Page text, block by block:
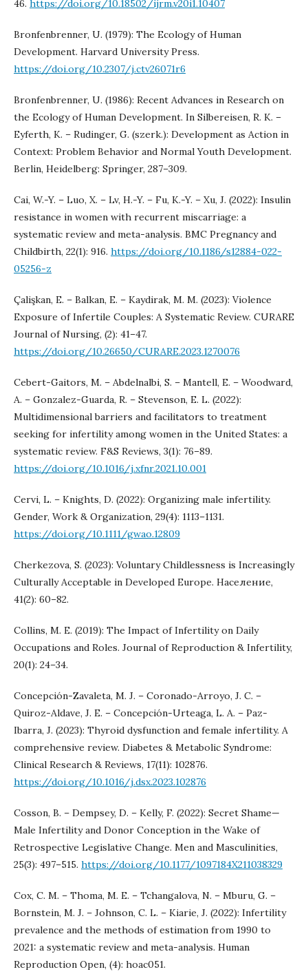
46. https://doi.org/10.18502/ijrm.v20i1.10407
Bronfenbrenner, U. (1979): The Ecology of Human
Development. Harvard University Press.
https://doi.org/10.2307/j.ctv26071r6
Bronfenbrenner, U. (1986): Recent Advances in Research on
the Ecology of Human Development. In Silbereisen, R. K. –
Eyferth, K. – Rudinger, G. (szerk.): Development as Action in
Context: Problem Behavior and Normal Youth Development.
Berlin, Heidelberg: Springer, 287–309.
Cai, W.-Y. – Luo, X. – Lv, H.-Y. – Fu, K.-Y. – Xu, J. (2022): Insulin
resistance in women with recurrent miscarriage: a
systematic review and meta-analysis. BMC Pregnancy and
Childbirth, 22(1): 916. https://doi.org/10.1186/s12884-022-
05256-z
Çalişkan, E. – Balkan, E. – Kaydirak, M. M. (2023): Violence
Exposure of Infertile Couples: A Systematic Review. CURARE
Journal of Nursing, (2): 41–47.
https://doi.org/10.26650/CURARE.2023.1270076
Cebert-Gaitors, M. – Abdelnalbi, S. – Mantell, E. – Woodward,
A. – Gonzalez-Guarda, R. – Stevenson, E. L. (2022):
Multidimensional barriers and facilitators to treatment
seeking for infertility among women in the United States: a
systematic review. F&S Reviews, 3(1): 76–89.
https://doi.org/10.1016/j.xfnr.2021.10.001
Cervi, L. – Knights, D. (2022): Organizing male infertility.
Gender, Work & Organization, 29(4): 1113–1131.
https://doi.org/10.1111/gwao.12809
Cherkezova, S. (2023): Voluntary Childlessness is Increasingly
Culturally Acceptable in Developed Europe. Население,
41(2): 60–82.
Collins, M. E. (2019): The Impact of Infertility on Daily
Occupations and Roles. Journal of Reproduction & Infertility,
20(1): 24–34.
Concepción-Zavaleta, M. J. – Coronado-Arroyo, J. C. –
Quiroz-Aldave, J. E. – Concepción-Urteaga, L. A. – Paz-
Ibarra, J. (2023): Thyroid dysfunction and female infertility. A
comprehensive review. Diabetes & Metabolic Syndrome:
Clinical Research & Reviews, 17(11): 102876.
https://doi.org/10.1016/j.dsx.2023.102876
Cosson, B. – Dempsey, D. – Kelly, F. (2022): Secret Shame—
Male Infertility and Donor Conception in the Wake of
Retrospective Legislative Change. Men and Masculinities,
25(3): 497–515. https://doi.org/10.1177/1097184X211038329
Cox, C. M. – Thoma, M. E. – Tchangalova, N. – Mburu, G. –
Bornstein, M. J. – Johnson, C. L. – Kiarie, J. (2022): Infertility
prevalence and the methods of estimation from 1990 to
2021: a systematic review and meta-analysis. Human
Reproduction Open, (4): hoac051.